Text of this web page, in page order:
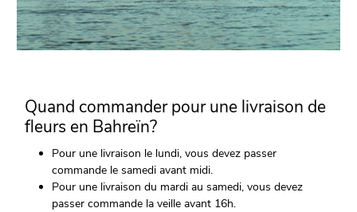
Quand commander pour une livraison de
fleurs en Bahreïn?
Pour une livraison le lundi, vous devez passer
commande le samedi avant midi.
Pour une livraison du mardi au samedi, vous devez
passer commande la veille avant 16h.